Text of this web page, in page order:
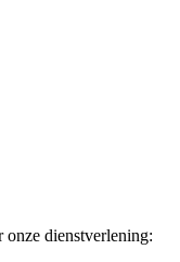
onze dienstverlening: